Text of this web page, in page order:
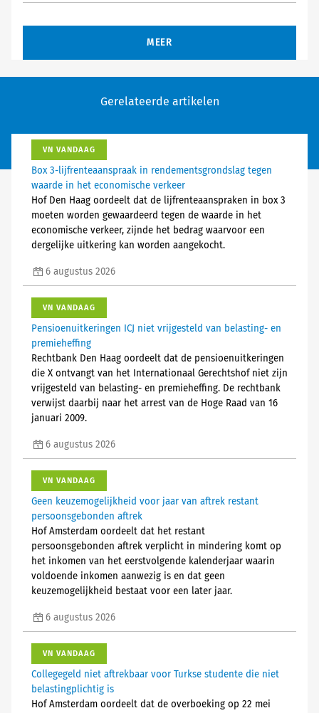
MEER
Gerelateerde artikelen
VN VANDAAG
Box 3-lijfrenteaanspraak in rendementsgrondslag tegen
waarde in het economische verkeer
Hof Den Haag oordeelt dat de lijfrenteaanspraken in box 3
moeten worden gewaardeerd tegen de waarde in het
economische verkeer, zijnde het bedrag waarvoor een
dergelijke uitkering kan worden aangekocht.
6 augustus 2026
VN VANDAAG
Pensioenuitkeringen ICJ niet vrijgesteld van belasting- en
premieheffing
Rechtbank Den Haag oordeelt dat de pensioenuitkeringen
die X ontvangt van het Internationaal Gerechtshof niet zijn
vrijgesteld van belasting- en premieheffing. De rechtbank
verwijst daarbij naar het arrest van de Hoge Raad van 16
januari 2009.
6 augustus 2026
VN VANDAAG
Geen keuzemogelijkheid voor jaar van aftrek restant
persoonsgebonden aftrek
Hof Amsterdam oordeelt dat het restant
persoonsgebonden aftrek verplicht in mindering komt op
het inkomen van het eerstvolgende kalenderjaar waarin
voldoende inkomen aanwezig is en dat geen
keuzemogelijkheid bestaat voor een later jaar.
6 augustus 2026
VN VANDAAG
Collegegeld niet aftrekbaar voor Turkse studente die niet
belastingplichtig is
Hof Amsterdam oordeelt dat de overboeking op 22 mei